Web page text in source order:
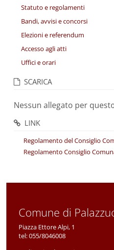
Statuto e regolamenti
Bandi, avvisi e concorsi
Elezioni e referendum
Accesso agli atti
Uffici e orari
SCARICA
Nessun allegato per
LINK
Regolamento del Consiglio
Regolamento Consiglio
Comune di
Piazza Ettore Alpi, 1
tel:055/8046008